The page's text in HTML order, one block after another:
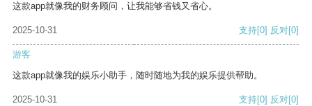
这款app就像我的财务顾问，让我能够省钱又省心。
2025-10-31 支持[0] 反对[0]
游客
这款app就像我的娱乐小助手，随时随地为我的娱乐提供帮助。
2025-10-31 支持[0] 反对[0]